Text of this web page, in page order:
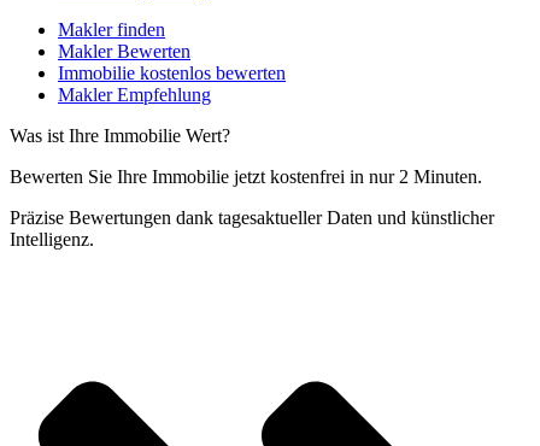
Makler finden
Makler Bewerten
Immobilie kostenlos bewerten
Makler Empfehlung
Was ist Ihre Immobilie Wert?
Bewerten Sie Ihre Immobilie jetzt kostenfrei in nur 2 Minuten.
Präzise Bewertungen dank tagesaktueller Daten und künstlicher
Intelligenz.